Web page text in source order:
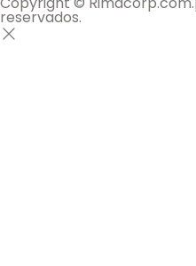
reservados.